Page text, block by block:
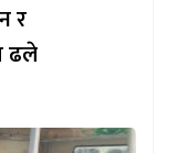
र
ढले